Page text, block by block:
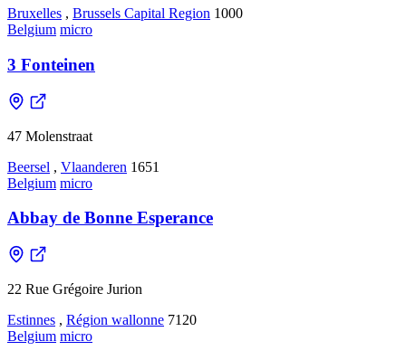
Bruxelles , Brussels Capital Region 1000
Belgium micro
3 Fonteinen
47 Molenstraat
Beersel , Vlaanderen 1651
Belgium micro
Abbay de Bonne Esperance
22 Rue Grégoire Jurion
Estinnes , Région wallonne 7120
Belgium micro